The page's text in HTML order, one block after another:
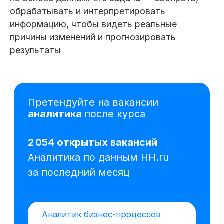
обрабатывать и интерпретировать
информацию, чтобы видеть реальные
причины изменений и прогнозировать
результаты
Аналитик бизнес-процессов
от 500 000 ₽
Аналитик
от 150 000 ₽
от 300 000 ₽
Санкт-Петербург